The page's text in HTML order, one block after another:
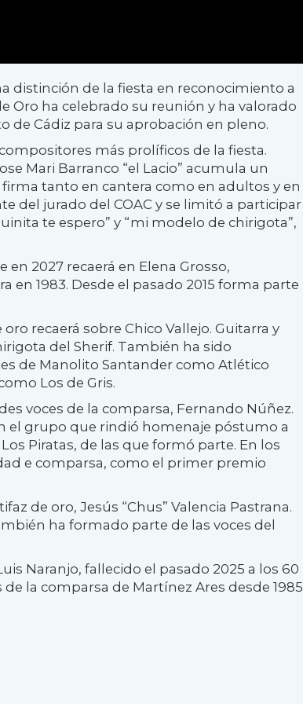
distinción de la fiesta en reconocimiento a
Oro ha celebrado su reunión y ha valorado
de Cádiz para su aprobación en pleno.
más prolíficos de la fiesta.
Mari Barranco “el Lacio” acumula un
tanto en cantera como en adultos y en
del jurado del COAC y se limitó a participar
te espero” y “mi modelo de chirigota”,
2027 recaerá en Elena Grosso,
1983. Desde el pasado 2015 forma parte
recaerá sobre Chico Vallejo. Guitarra y
del Sherif. También ha sido
de Manolito Santander como Atlético
Los de Gris.
voces de la comparsa, Fernando Núñez.
el grupo que rindió homenaje póstumo a
Piratas, de las que formó parte. En los
e comparsa, como el primer premio
de oro, Jesús “Chus” Valencia Pastrana.
ha formado parte de las voces del
Naranjo, fallecido el pasado 2025 a los 60
la comparsa de Martínez Ares desde 1985